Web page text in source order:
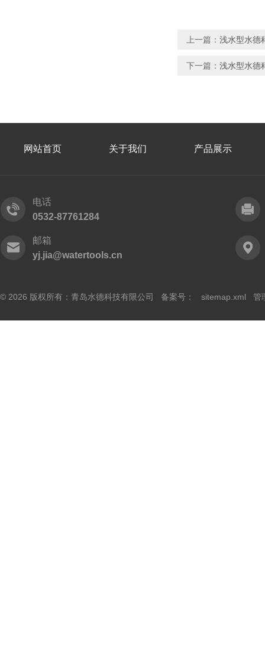
上一篇： 浅水型水德
下一篇： 浅水型水德
网站首页 关于我们 产品展示
电话
0532-87761284
邮箱
yj.jia@watertools.cn
© 2026 版权所有：青岛水德科技有限公司 备案号： sitemap.xml 管